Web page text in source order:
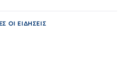
ΟΙ ΕΙΔΗΣΕΙΣ